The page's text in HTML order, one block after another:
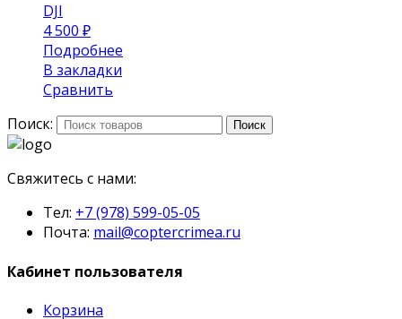
DJI
4 500 ₽
Подробнее
В закладки
Сравнить
Поиск:
Поиск
Свяжитесь с нами:
Тел: +7 (978) 599-05-05
Почта: mail@coptercrimea.ru
Кабинет пользователя
Корзина